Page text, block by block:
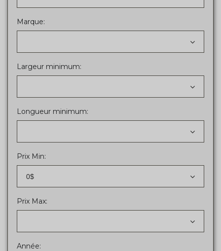
Marque:
Largeur minimum:
Longueur minimum:
Prix Min:
0$
Prix Max:
Année: